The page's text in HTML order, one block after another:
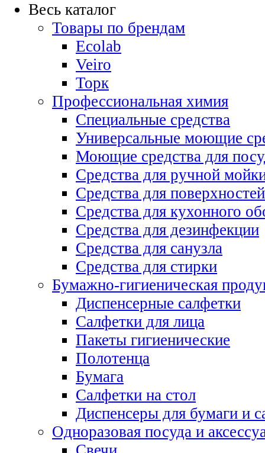
Весь каталог
Товары по брендам
Ecolab
Veiro
Торк
Профессиональная химия
Специальные средства
Универсальные моющие
Моющие средства для
Средства для ручной
Средства для поверхностей
Средства для кухонного
Средства для дезинфекции
Средства для санузла
Средства для стирки
Бумажно-гигиеническая
Диспенсерные салфетки
Салфетки для лица
Пакеты гигиенические
Полотенца
Бумага
Салфетки на стол
Диспенсеры для бумаги и
Одноразовая посуда и